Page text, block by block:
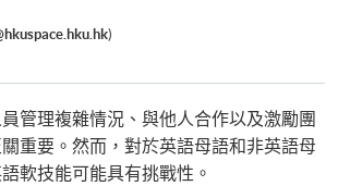
)
管理複雜情況、與他人合作以及激勵團
重要。然而，對於英語母語和非英語母
軟技能可能具有挑戰性。